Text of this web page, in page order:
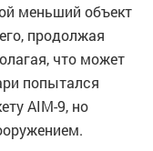
меньший объект
продолжая
что может
попытался
AIM-9, но